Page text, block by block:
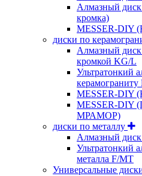
Алмазный
кромка)
MESSER-
диски по
Алмазный
кромкой KG/L
Ультратонкий
MESSER-
MESSER-
МРАМОР)
диски по металлу
Алмазный диск
Ультратонкий
металла F/MT
Универсальные